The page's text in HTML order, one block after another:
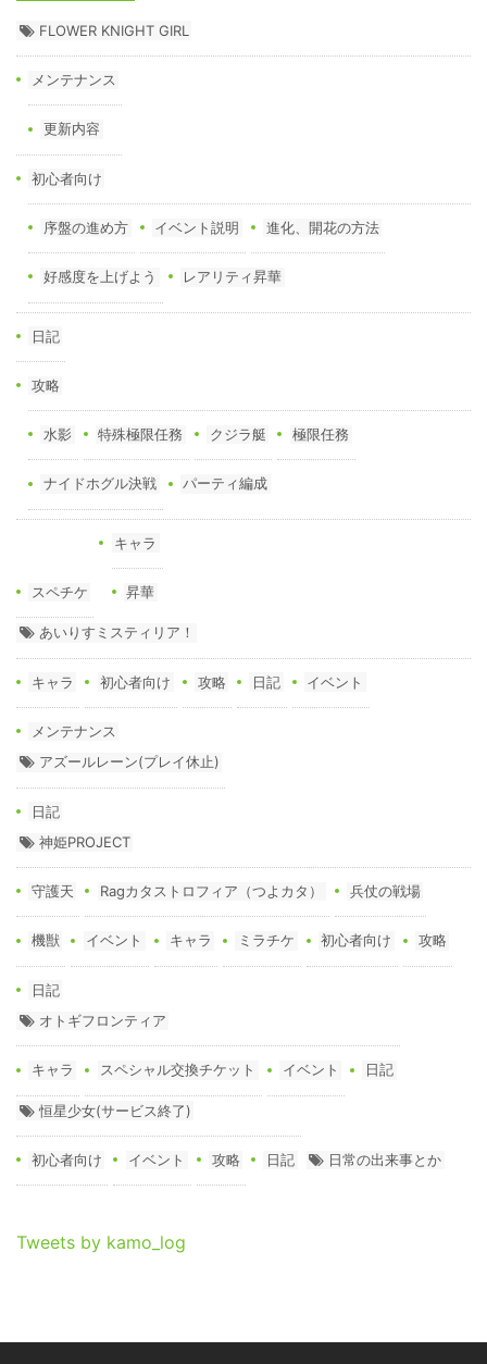
FLOWER KNIGHT GIRL
メンテナンス
更新内容
初心者向け
序盤の進め方 イベント説明 進化、開花の方法
好感度を上げよう レアリティ昇華
日記
攻略
水影 特殊極限任務 クジラ艇 極限任務
ナイドホグル決戦 パーティ編成
スペチケ
キャラ
昇華
あいりすミスティリア！
キャラ 初心者向け 攻略 日記 イベント
メンテナンス
アズールレーン(プレイ休止)
日記
神姫PROJECT
守護天 Ragカタストロフィア（つよカタ） 兵仗の戦場
機獣 イベント キャラ ミラチケ 初心者向け 攻略
日記
オトギフロンティア
キャラ スペシャル交換チケット イベント 日記
恒星少女(サービス終了)
初心者向け イベント 攻略 日記 日常の出来事とか
Tweets by kamo_log